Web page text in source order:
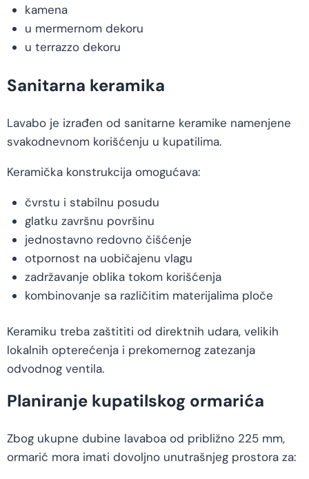
kamena
u mermernom dekoru
u terrazzo dekoru
Sanitarna keramika
Lavabo je izrađen od sanitarne keramike namenjene
svakodnevnom korišćenju u kupatilima.
Keramička konstrukcija omogućava:
čvrstu i stabilnu posudu
glatku završnu površinu
jednostavno redovno čišćenje
otpornost na uobičajenu vlagu
zadržavanje oblika tokom korišćenja
kombinovanje sa različitim materijalima ploče
Keramiku treba zaštititi od direktnih udara, velikih
lokalnih opterećenja i prekomernog zatezanja
odvodnog ventila.
Planiranje kupatilskog ormarića
Zbog ukupne dubine lavaboa od približno 225 mm,
ormarić mora imati dovoljno unutrašnjeg prostora za: